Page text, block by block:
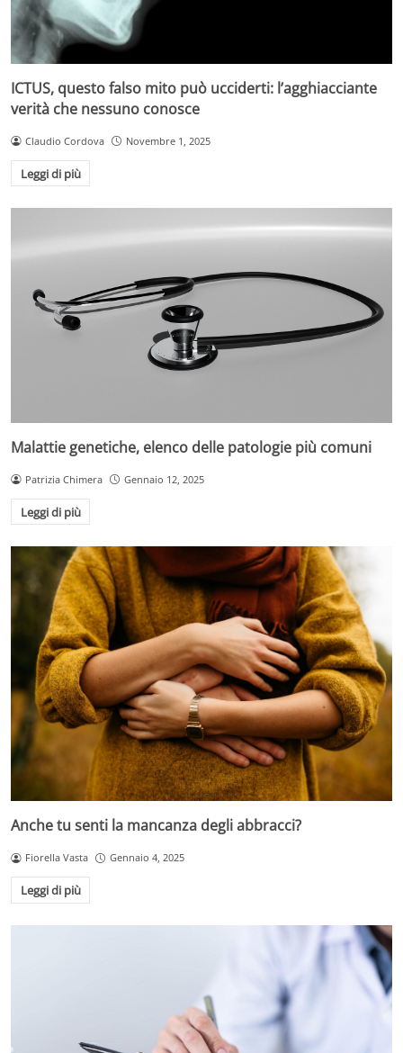
ICTUS, questo falso mito può ucciderti: l’agghiacciante
verità che nessuno conosce
Claudio Cordova Novembre 1, 2025
Leggi di più
Malattie genetiche, elenco delle patologie più comuni
Patrizia Chimera Gennaio 12, 2025
Leggi di più
Anche tu senti la mancanza degli abbracci?
Fiorella Vasta Gennaio 4, 2025
Leggi di più